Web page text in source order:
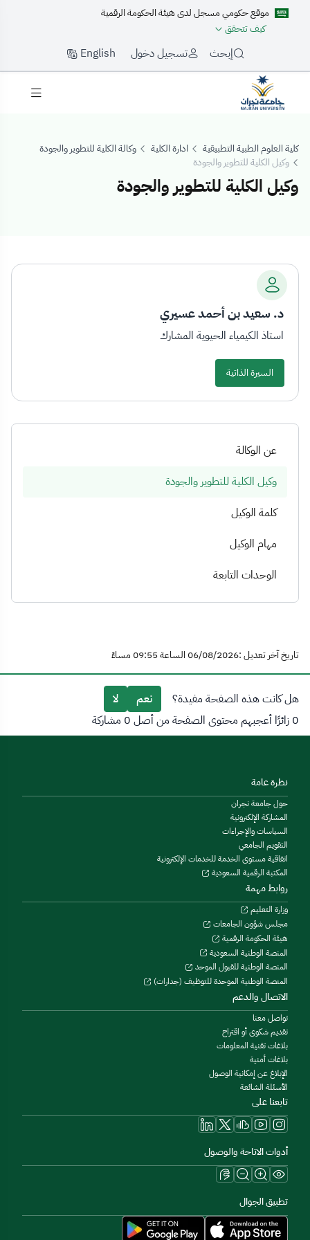
موقع حكومي مسجل لدى هيئة الحكومة الرقمية
كيف تتحقق
إبحث تسجيل دخول English
كلية العلوم الطبية التطبيقية ادارة الكلية
وكالة الكلية للتطوير والجودة
وكيل الكلية للتطوير والجودة
وكيل الكلية للتطوير والجودة
وكيل الكلية
عن الوكالة
وكيل الكلية للتطوير والجودة
كلمة الوكيل
مهام الوكيل
الوحدات التابعة
د. سعيد بن أحمد عسيري
استاذ الكيمياء الحيوية المشارك
السيرة الذاتية
تاريخ آخر تعديل :06/08/2026 الساعة 09:55 مساءً
هل كانت هذه الصفحة مفيدة؟ نعم
لا
0 زائرًا أعجبهم محتوى الصفحة من أصل 0 مشاركة
نظرة عامة
حول جامعة نجران
المشاركة الإلكترونية
السياسات والإجراءات
التقويم الجامعي
اتفاقية مستوى الخدمة للخدمات الإلكترونية
المكتبة الرقمية السعودية
روابط مهمة
وزارة التعليم
مجلس شؤون الجامعات
هيئة الحكومة الرقمية
المنصة الوطنية السعودية
المنصة الوطنية للقبول الموحد
المنصة الوطنية الموحدة للتوظيف (جدارات)
الاتصال والدعم
تواصل معنا
تقديم شكوى أو اقتراح
بلاغات تقنية المعلومات
بلاغات أمنية
الإبلاغ عن إمكانية الوصول
الأسئلة الشائعة
تابعنا على
أدوات الاتاحة والوصول
تطبيق الجوال